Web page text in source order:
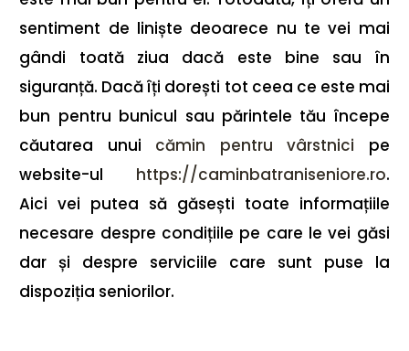
sentiment de liniște deoarece nu te vei mai
gândi toată ziua dacă este bine sau în
siguranță. Dacă îți dorești tot ceea ce este mai
bun pentru bunicul sau părintele tău începe
căutarea unui cămin pentru vârstnici pe
website-ul https://caminbatraniseniore.ro.
Aici vei putea să găsești toate informațiile
necesare despre condițiile pe care le vei găsi
dar și despre serviciile care sunt puse la
dispoziția seniorilor.